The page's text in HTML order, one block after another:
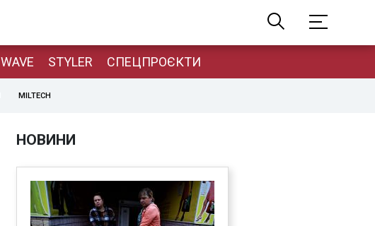
WAVE STYLER СПЕЦПРОЄКТИ
MILTECH
НОВИНИ